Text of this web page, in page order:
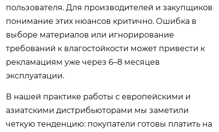
пользователя. Для производителей и закупщиков
понимание этих нюансов критично. Ошибка в
выборе материалов или игнорирование
требований к влагостойкости может привести к
рекламациям уже через 6–8 месяцев
эксплуатации.
В нашей практике работы с европейскими и
азиатскими дистрибьюторами мы заметили
четкую тенденцию: покупатели готовы платить на